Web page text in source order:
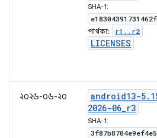
SHA-1:
পার্থক্য: r1 . . r2
LICENSES
২০২৬-০৬-২০ android13-5.
2026-06_r3
SHA-1: